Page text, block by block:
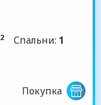
2 Спальни: 1
Покупка